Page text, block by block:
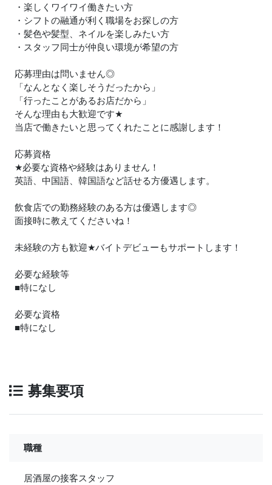
・楽しくワイワイ働きたい方
・シフトの融通が利く職場をお探しの方
・髪色や髪型、ネイルを楽しみたい方
・スタッフ同士が仲良い環境が希望の方
応募理由は問いません◎
「なんとなく楽しそうだったから」
「行ったことがあるお店だから」
そんな理由も大歓迎です★
当店で働きたいと思ってくれたことに感謝します！
応募資格
★必要な資格や経験はありません！
英語、中国語、韓国語など話せる方優遇します。
飲食店での勤務経験のある方は優遇します◎
面接時に教えてくださいね！
未経験の方も歓迎★バイトデビューもサポートします！
必要な経験等
■特になし
必要な資格
■特になし
募集要項
職種
居酒屋の接客スタッフ